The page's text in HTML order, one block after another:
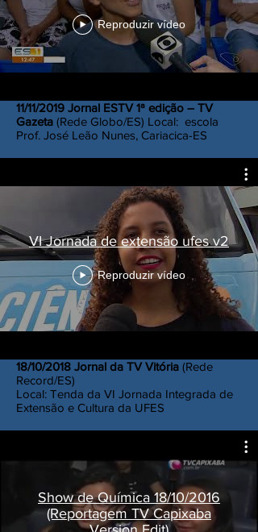
Reproduzir vídeo
11/11/2019 Jornal ESTV 1ª edição – TV
Gazeta (Rede Globo/ES) Local: escola
Prof. José Leão Nunes, Cariacica-ES
VI Jornada de extensão ufes v2
Reproduzir vídeo
18/10/2018 Jornal da TV Vitória (Rede
Record/ES)
Local: Tenda da VI Jornada Integrada de
Extensão e Cultura da UFES
Show de Química 18/10/2016
(Reportagem TV Capixaba